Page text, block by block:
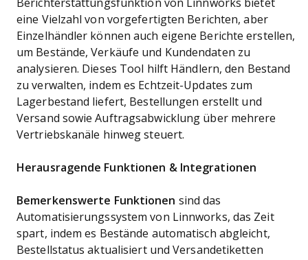
Berichterstattungsfunktion von Linnworks bietet
eine Vielzahl von vorgefertigten Berichten, aber
Einzelhändler können auch eigene Berichte erstellen,
um Bestände, Verkäufe und Kundendaten zu
analysieren. Dieses Tool hilft Händlern, den Bestand
zu verwalten, indem es Echtzeit-Updates zum
Lagerbestand liefert, Bestellungen erstellt und
Versand sowie Auftragsabwicklung über mehrere
Vertriebskanäle hinweg steuert.
Herausragende Funktionen & Integrationen
Bemerkenswerte Funktionen sind das
Automatisierungssystem von Linnworks, das Zeit
spart, indem es Bestände automatisch abgleicht,
Bestellstatus aktualisiert und Versandetiketten